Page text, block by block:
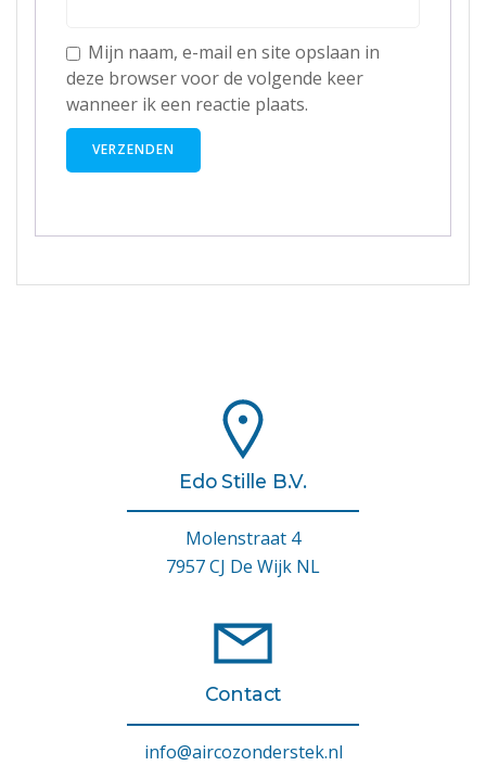
Mijn naam, e-mail en site opslaan in
deze browser voor de volgende keer
wanneer ik een reactie plaats.
Edo Stille B.V.
Molenstraat 4
7957 CJ De Wijk NL
Contact
info@aircozonderstek.nl